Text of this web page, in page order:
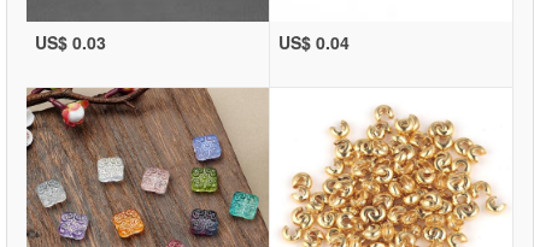
US$ 0.03 US$ 0.04